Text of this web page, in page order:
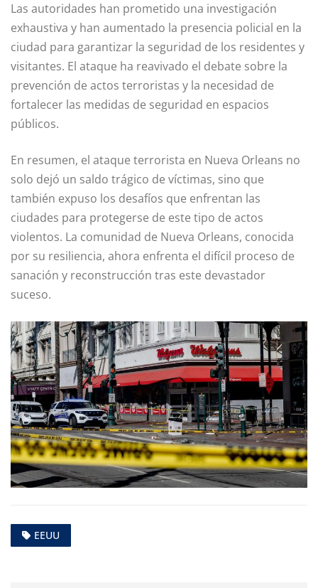
Las autoridades han prometido una investigación
exhaustiva y han aumentado la presencia policial en la
ciudad para garantizar la seguridad de los residentes y
visitantes. El ataque ha reavivado el debate sobre la
prevención de actos terroristas y la necesidad de
fortalecer las medidas de seguridad en espacios
públicos.
En resumen, el ataque terrorista en Nueva Orleans no
solo dejó un saldo trágico de víctimas, sino que
también expuso los desafíos que enfrentan las
ciudades para protegerse de este tipo de actos
violentos. La comunidad de Nueva Orleans, conocida
por su resiliencia, ahora enfrenta el difícil proceso de
sanación y reconstrucción tras este devastador
suceso.
EEUU